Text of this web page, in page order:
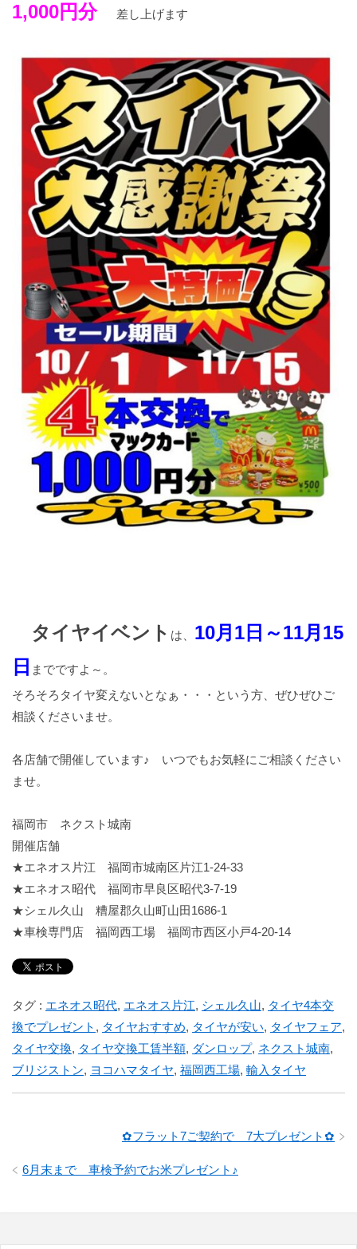
1,000円分
差し上げます
タイヤイベント は、 10月1日～11月15
日 までですよ～。
そろそろタイヤ変えないとなぁ・・・という方、ぜひぜひご
相談くださいませ。
各店舗で開催しています♪ いつでもお気軽にご相談ください
ませ。
福岡市 ネクスト城南
開催店舗
★エネオス片江 福岡市城南区片江1-24-33
★エネオス昭代 福岡市早良区昭代3-7-19
★シェル久山 糟屋郡久山町山田1686-1
★車検専門店 福岡西工場 福岡市西区小戸4-20-14
タグ : エネオス昭代, エネオス片江, シェル久山, タイヤ4本交
換でプレゼント , タイヤおすすめ, タイヤが安い, タイヤフェア,
タイヤ交換, タイヤ交換工賃半額, ダンロップ, ネクスト城南,
ブリジストン, ヨコハマタイヤ, 福岡西工場, 輸入タイヤ
✿フラット7ご契約で 7大プレゼント✿
6月末まで 車検予約でお米プレゼント♪